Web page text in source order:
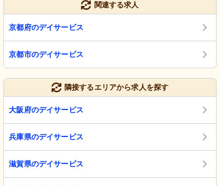
関連する求人
京都府のデイサービス
京都市のデイサービス
隣接するエリアから求人を探す
大阪府のデイサービス
兵庫県のデイサービス
滋賀県のデイサービス